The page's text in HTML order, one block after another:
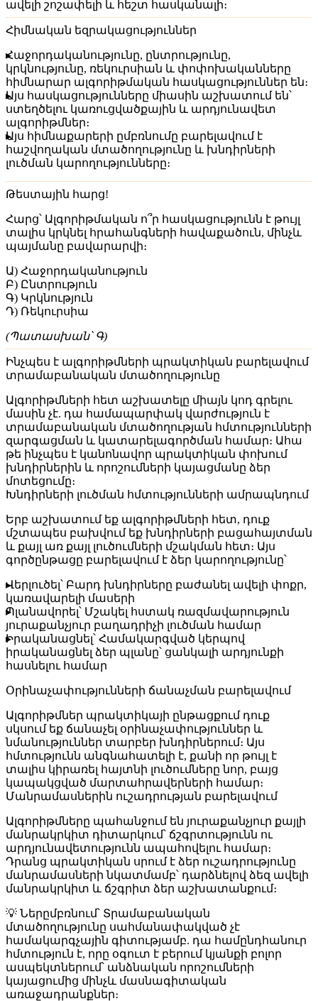
ավելի շոշափելի և հեշտ հասկանալի։
Հիմնական եզրակացություններ
Հաջորդականությունը, ընտրությունը,
կրկնությունը, ռեկուրսիան և փոփոխականները
հիմնարար ալգորիթմական հասկացություններ են։
Այս հասկացությունները միասին աշխատում են՝
ստեղծելու կառուցվածքային և արդյունավետ
ալգորիթմներ։
Այս հիմնաքարերի ըմբռնումը բարելավում է
հաշվողական մտածողությունը և խնդիրների
լուծման կարողությունները։
Թեստային հարց!
Հարց՝ Ալգորիթմական ո՞ր հասկացությունն է թույլ
տալիս կրկնել հրահանգների հավաքածուն, մինչև
պայմանը բավարարվի։
Ա) Հաջորդականություն
Բ) Ընտրություն
Գ) Կրկնություն
Դ) Ռեկուրսիա
(Պատասխան՝ Գ)
Ինչպես է ալգորիթմների պրակտիկան բարելավում
տրամաբանական մտածողությունը
Ալգորիթմների հետ աշխատելը միայն կոդ գրելու
մասին չէ. դա համապարփակ վարժություն է
տրամաբանական մտածողության հմտությունների
զարգացման և կատարելագործման համար։ Ահա
թե ինչպես է կանոնավոր պրակտիկան փոխում
խնդիրներին և որոշումների կայացմանը ձեր
մոտեցումը։
Խնդիրների լուծման հմտությունների ամրապնդում
Երբ աշխատում եք ալգորիթմների հետ, դուք
մշտապես բախվում եք խնդիրների բացահայտման
և քայլ առ քայլ լուծումների մշակման հետ։ Այս
գործընթացը բարելավում է ձեր կարողությունը՝
Վերլուծել՝ Բարդ խնդիրները բաժանել ավելի փոքր,
կառավարելի մասերի
Պլանավորել՝ Մշակել հստակ ռազմավարություն
յուրաքանչյուր բաղադրիչի լուծման համար
Իրականացնել՝ Համակարգված կերպով
իրականացնել ձեր պլանը՝ ցանկալի արդյունքի
հասնելու համար
Օրինաչափությունների ճանաչման բարելավում
Ալգորիթմներ պրակտիկայի ընթացքում դուք
սկսում եք ճանաչել օրինաչափություններ և
նմանություններ տարբեր խնդիրներում։ Այս
հմտությունն անգնահատելի է, քանի որ թույլ է
տալիս կիրառել հայտնի լուծումները նոր, բայց
կապակցված մարտահրավերների համար։
Մանրամասներին ուշադրության բարելավում
Ալգորիթմները պահանջում են յուրաքանչյուր քայլի
մանրակրկիտ դիտարկում՝ ճշգրտությունն ու
արդյունավետությունն ապահովելու համար։
Դրանց պրակտիկան սրում է ձեր ուշադրությունը
մանրամասների նկատմամբ՝ դարձնելով ձեզ ավելի
մանրակրկիտ և ճշգրիտ ձեր աշխատանքում։
💡 Ներըմբռնում՝ Տրամաբանական
մտածողությունը սահմանափակված չէ
համակարգչային գիտությամբ. դա համընդհանուր
հմտություն է, որը օգուտ է բերում կյանքի բոլոր
ասպեկտներում՝ անձնական որոշումների
կայացումից մինչև մասնագիտական
առաջադրանքներ։